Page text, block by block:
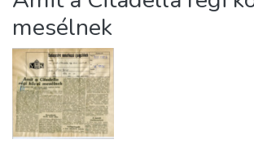
About us
mesélnek